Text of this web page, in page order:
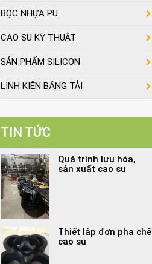
BỌC NHỰA PU
CAO SU KỸ THUẬT
SẢN PHẨM SILICON
LINH KIỆN BĂNG TẢI
TIN TỨC
Quá trình lưu hóa,
sản xuất cao su
Thiết lập đơn pha chế
cao su